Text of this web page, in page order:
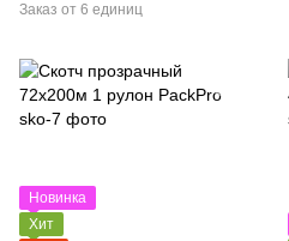
Заказ от 6 единиц
Новинка
Хит